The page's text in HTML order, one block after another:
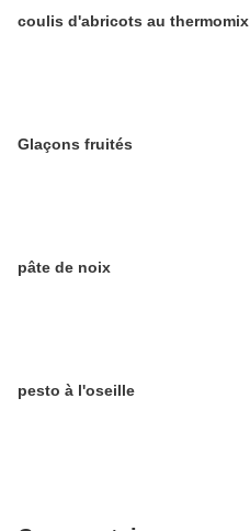
coulis d'abricots au thermomix
Glaçons fruités
pâte de noix
pesto à l'oseille